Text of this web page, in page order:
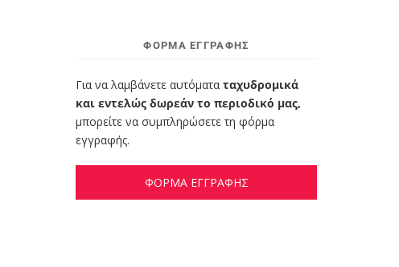
ΦΌΡΜΑ ΕΓΓΡΑΦΉΣ
Για να λαμβάνετε αυτόματα ταχυδρομικά
και εντελώς δωρεάν το περιοδικό μας,
μπορείτε να συμπληρώσετε τη φόρμα
εγγραφής.
ΦΟΡΜΑ ΕΓΓΡΑΦΗΣ